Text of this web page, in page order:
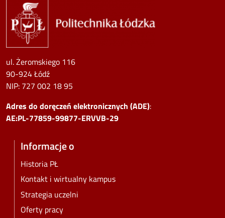
ul. Żeromskiego 116
90-924 Łódź
NIP: 727 002 18 95
Adres do doręczeń elektronicznych (ADE):
AE:PL-77859-99877-ERVVB-29
Informacje o
Historia PŁ
Kontakt i wirtualny kampus
Strategia uczelni
Oferty pracy